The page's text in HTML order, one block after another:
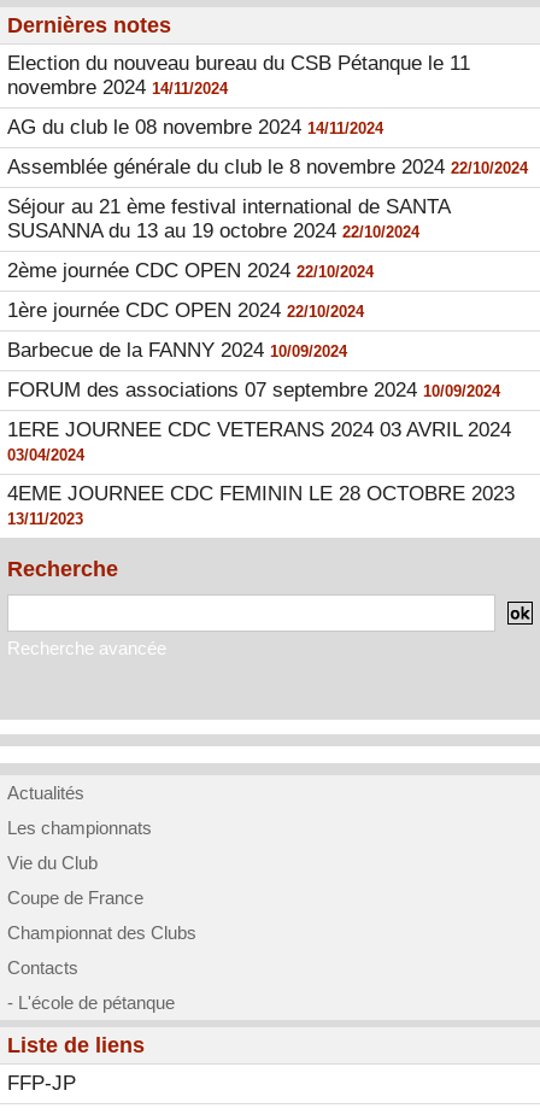
Dernières notes
Election du nouveau bureau du CSB Pétanque le 11
novembre 2024 14/11/2024
AG du club le 08 novembre 2024 14/11/2024
Assemblée générale du club le 8 novembre 2024 22/10/2024
Séjour au 21 ème festival international de SANTA
SUSANNA du 13 au 19 octobre 2024 22/10/2024
2ème journée CDC OPEN 2024 22/10/2024
1ère journée CDC OPEN 2024 22/10/2024
Barbecue de la FANNY 2024 10/09/2024
FORUM des associations 07 septembre 2024 10/09/2024
1ERE JOURNEE CDC VETERANS 2024 03 AVRIL 2024
03/04/2024
4EME JOURNEE CDC FEMININ LE 28 OCTOBRE 2023
13/11/2023
Recherche
Recherche avancée
Actualités
Les championnats
Vie du Club
Coupe de France
Championnat des Clubs
Contacts
- L'école de pétanque
Liste de liens
FFP-JP